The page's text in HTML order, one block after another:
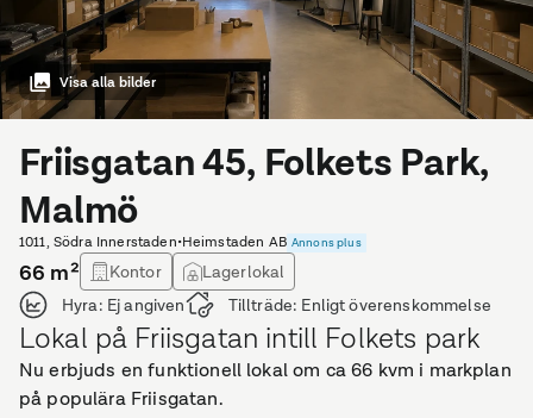
Visa alla bilder
Friisgatan 45, Folkets Park,
Malmö
1011, Södra Innerstaden•Heimstaden AB Annons plus
66 m² Kontor
Lagerlokal
Hyra: Ej angiven Tillträde: Enligt överenskommelse
Lokal på Friisgatan intill Folkets park
Nu erbjuds en funktionell lokal om ca 66 kvm i markplan
på populära Friisgatan.